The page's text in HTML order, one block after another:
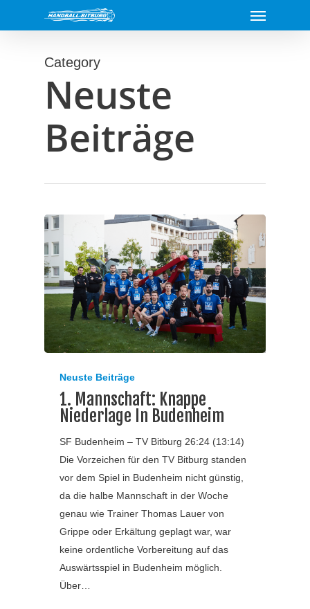
Menu
Category
Neuste
Beiträge
Neuste Beiträge
1. Mannschaft: Knappe
Niederlage In Budenheim
SF Budenheim – TV Bitburg 26:24 (13:14)
Die Vorzeichen für den TV Bitburg standen
vor dem Spiel in Budenheim nicht günstig,
da die halbe Mannschaft in der Woche
genau wie Trainer Thomas Lauer von
Grippe oder Erkältung geplagt war, war
keine ordentliche Vorbereitung auf das
Auswärtsspiel in Budenheim möglich.
Über…